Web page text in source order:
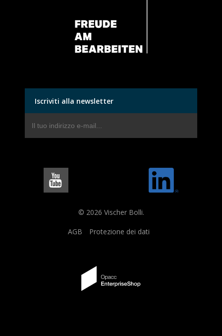
Iscriviti alla newsletter
© 2026 Vischer Bolli.
AGB Protezione dei dati